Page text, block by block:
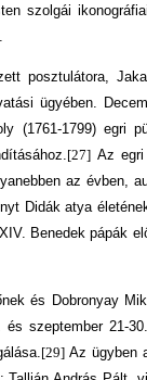
szolgái
posztulátora,
ügyében.
(1761-1799) egri
[27] Az egri
az évben,
Didák atya
Benedek pápák
és Dobronyay
szeptember 21-
[29]Az ügyben